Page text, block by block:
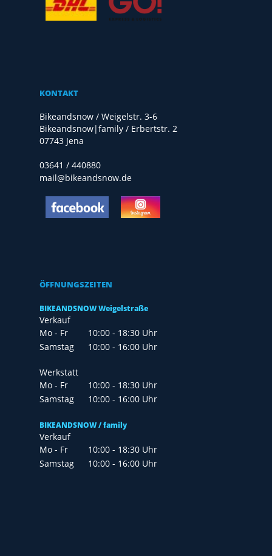
KONTAKT
Bikeandsnow / Weigelstr. 3-6
Bikeandsnow|family / Erbertstr. 2
07743 Jena
03641 / 440880
mail@bikeandsnow.de
ÖFFNUNGSZEITEN
BIKEANDSNOW Weigelstraße
Verkauf
Mo - Fr
10:00 - 18:30 Uhr
Samstag
10:00 - 16:00 Uhr
Werkstatt
Mo - Fr
10:00 - 18:30 Uhr
Samstag
10:00 - 16:00 Uhr
BIKEANDSNOW / family
Verkauf
Mo - Fr
10:00 - 18:30 Uhr
Samstag
10:00 - 16:00 Uhr